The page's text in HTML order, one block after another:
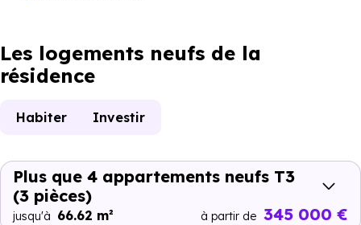
Les logements neufs de la
résidence
Habiter Investir
Plus que 4 appartements neufs T3
(3 pièces)
jusqu'à 66.62 m² à partir de 345 000 €